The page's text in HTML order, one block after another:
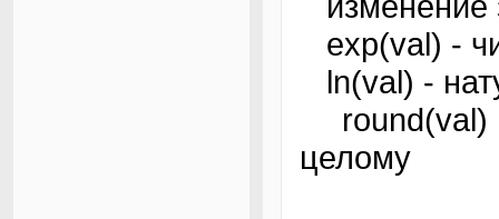
exp(val) -
ln(val) -
round(val)
целому